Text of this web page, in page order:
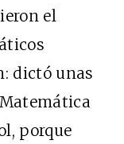
el
dictó unas
porque